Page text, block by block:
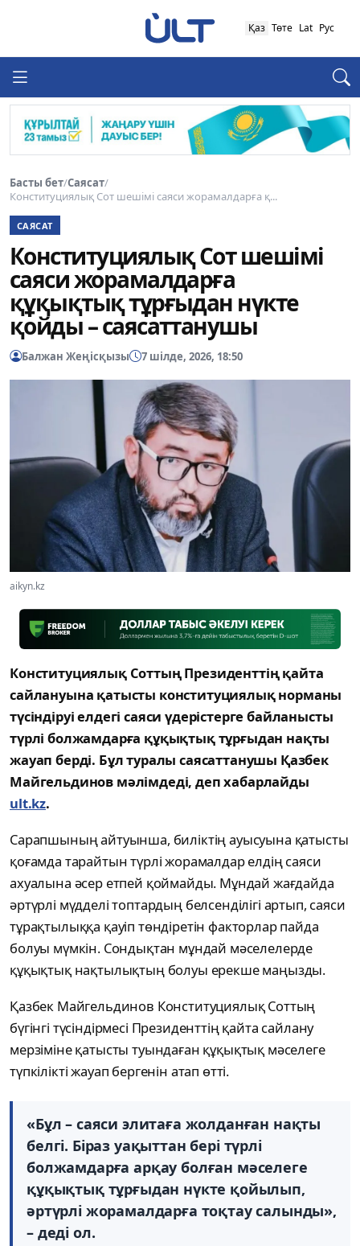
Қаз Төте Lat Рус
Басты бет/Саясат/
Конституциялық Сот шешімі саяси жорамалдарға қ...
САЯСАТ
Конституциялық Сот шешімі
саяси жорамалдарға
құқықтық тұрғыдан нүкте
қойды – саясаттанушы
Балжан Жеңісқызы 7 шілде, 2026, 18:50
aikyn.kz
Конституциялық Соттың Президенттің қайта
сайлануына қатысты конституциялық норманы
түсіндіруі елдегі саяси үдерістерге байланысты
түрлі болжамдарға құқықтық тұрғыдан нақты
жауап берді. Бұл туралы саясаттанушы Қазбек
Майгельдинов мәлімдеді, деп хабарлайды
ult.kz.
Сарапшының айтуынша, биліктің ауысуына қатысты
қоғамда тарайтын түрлі жорамалдар елдің саяси
ахуалына әсер етпей қоймайды. Мұндай жағдайда
әртүрлі мүдделі топтардың белсенділігі артып, саяси
тұрақтылыққа қауіп төндіретін факторлар пайда
болуы мүмкін. Сондықтан мұндай мәселелерде
құқықтық нақтылықтың болуы ерекше маңызды.
Қазбек Майгельдинов Конституциялық Соттың
бүгінгі түсіндірмесі Президенттің қайта сайлану
мерзіміне қатысты туындаған құқықтық мәселеге
түпкілікті жауап бергенін атап өтті.
«Бұл – саяси элитаға жолданған нақты
белгі. Біраз уақыттан бері түрлі
болжамдарға арқау болған мәселеге
құқықтық тұрғыдан нүкте қойылып,
әртүрлі жорамалдарға тоқтау салынды»,
– деді ол.